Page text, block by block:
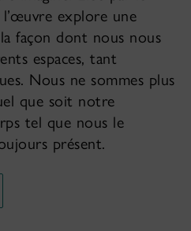
explore une
façon dont nous nous
espaces, tant
Nous ne sommes plus
que soit notre
tel que nous le
présent.